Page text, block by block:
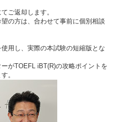
ご返却します。
の方は、合わせて事前に個別相談
用し、実際の本試験の短縮版とな
がTOEFL iBT(R)の攻略ポイントを
。